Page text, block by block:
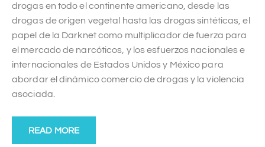
drogas en todo el continente americano, desde las
drogas de origen vegetal hasta las drogas sintéticas, el
papel de la Darknet como multiplicador de fuerza para
el mercado de narcóticos, y los esfuerzos nacionales e
internacionales de Estados Unidos y México para
abordar el dinámico comercio de drogas y la violencia
asociada.
READ MORE